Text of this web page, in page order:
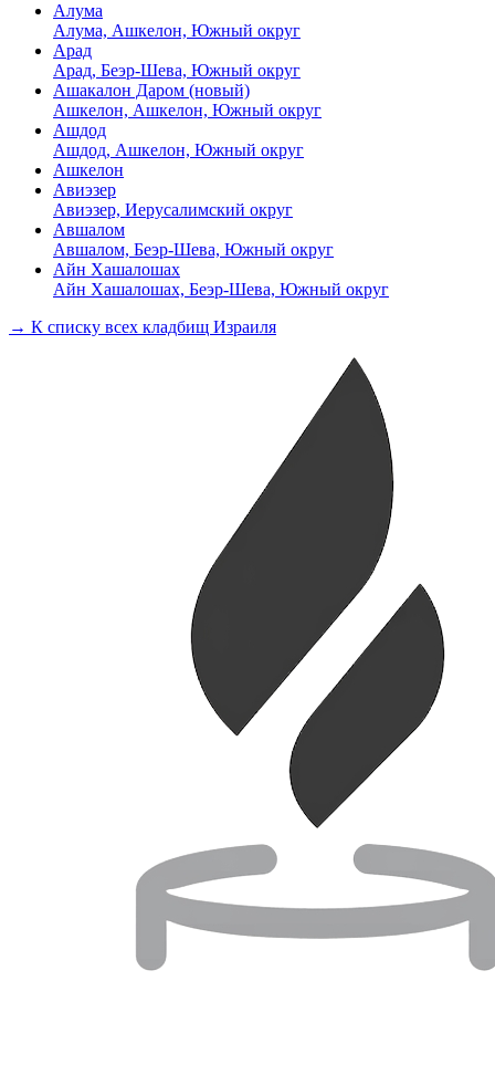
Алума
Алума, Ашкелон, Южный округ
Арад
Арад, Беэр-Шева, Южный округ
Ашакалон Даром (новый)
Ашкелон, Ашкелон, Южный округ
Ашдод
Ашдод, Ашкелон, Южный округ
Ашкелон
Авиэзер
Авиэзер, Иерусалимский округ
Авшалом
Авшалом, Беэр-Шева, Южный округ
Айн Хашалошах
Айн Хашалошах, Беэр-Шева, Южный округ
→ К списку всех кладбищ Израиля